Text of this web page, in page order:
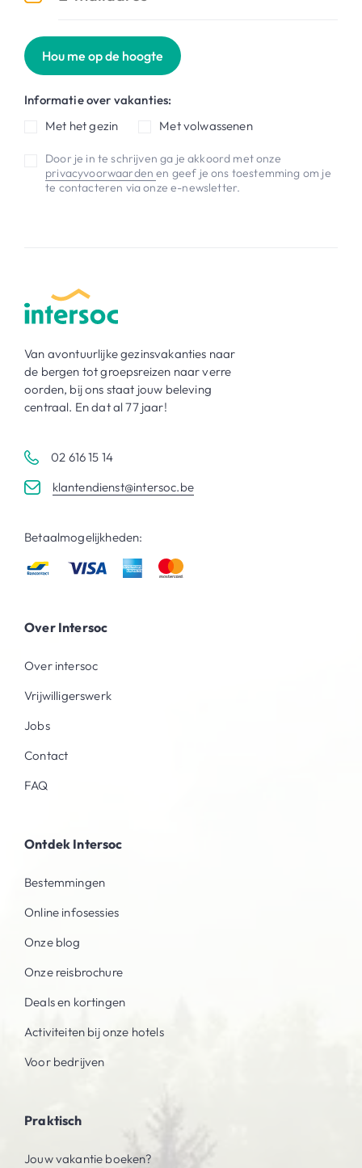
Hou me op de hoogte
Informatie over vakanties:
Met het gezin
Met volwassenen
Door je in te schrijven ga je akkoord met onze
privacyvoorwaardenen geef je ons toestemming om je
te contacteren via onze e-newsletter.
Van avontuurlijke gezinsvakanties naar
de bergen tot groepsreizen naar verre
oorden, bij ons staat jouw beleving
centraal. En dat al 77 jaar!
02 616 15 14
klantendienst@intersoc.be
Betaalmogelijkheden:
Over Intersoc
Over intersoc
Vrijwilligerswerk
Jobs
Contact
FAQ
Ontdek Intersoc
Bestemmingen
Online infosessies
Onze blog
Onze reisbrochure
Deals en kortingen
Activiteiten bij onze hotels
Voor bedrijven
Praktisch
Jouw vakantie boeken?